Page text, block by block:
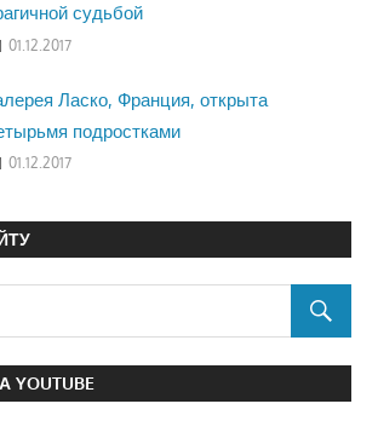
судьбой
01.12.2017
Ласко, Франция, открыта
подростками
01.12.2017